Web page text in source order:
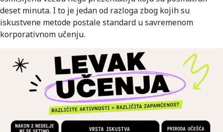
deset minuta. I to je jedan od razloga zbog kojih su
iskustvene metode postale standard u savremenom
korporativnom učenju.